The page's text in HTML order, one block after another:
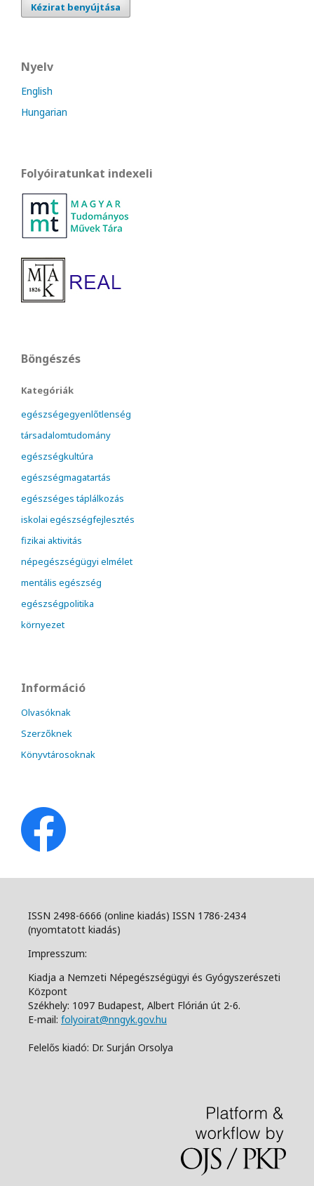
Kézirat benyújtása
Nyelv
English
Hungarian
Folyóiratunkat indexeli
Böngészés
Kategóriák
egészségegyenlőtlenség
társadalomtudomány
egészségkultúra
egészségmagatartás
egészséges táplálkozás
iskolai egészségfejlesztés
fizikai aktivitás
népegészségügyi elmélet
mentális egészség
egészségpolitika
környezet
Információ
Olvasóknak
Szerzőknek
Könyvtárosoknak
ISSN 2498-6666 (online kiadás) ISSN 1786-2434
(nyomtatott kiadás)
Impresszum:
Kiadja a Nemzeti Népegészségügyi és Gyógyszerészeti
Központ
Székhely: 1097 Budapest, Albert Flórián út 2-6.
E-mail: folyoirat@nngyk.gov.hu
Felelős kiadó: Dr. Surján Orsolya